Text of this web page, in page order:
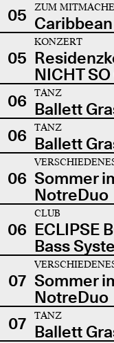
05
ZUM
05
KONZERT
NICHT
06
TANZ
Ballett
06
TANZ
Ballett
06 Sommer
NotreDuo
06
CLUB
ECLIPSE
Bass
07 Sommer
NotreDuo
07
TANZ
Ballett